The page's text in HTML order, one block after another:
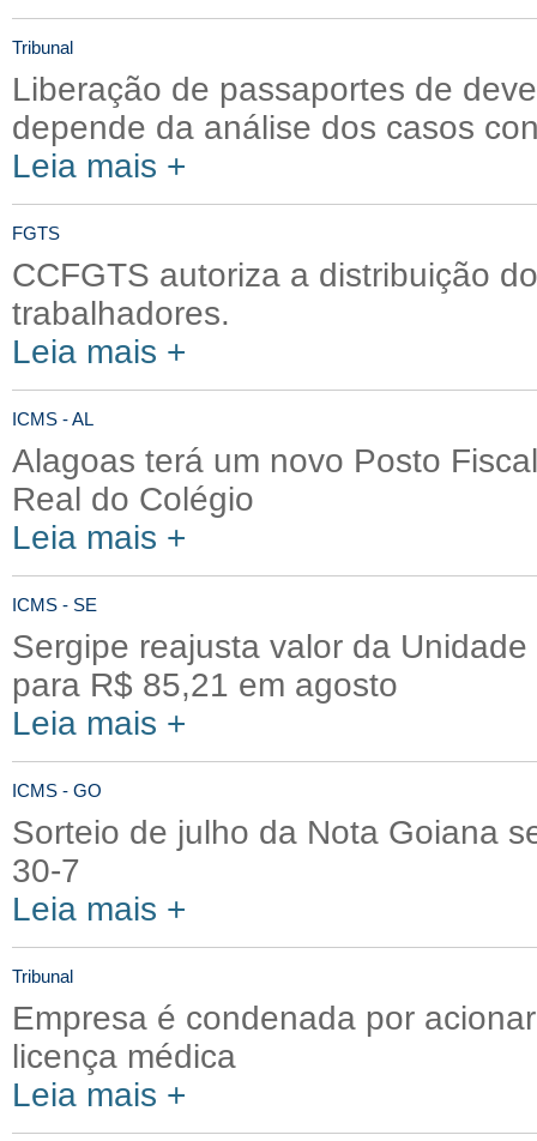
Tribunal
Liberação de passaportes de
depende da análise dos casos
Leia mais +
FGTS
CCFGTS autoriza a distribuição
trabalhadores.
Leia mais +
ICMS - AL
Alagoas terá um novo Posto
Real do Colégio
Leia mais +
ICMS - SE
Sergipe reajusta valor da
para R$ 85,21 em agosto
Leia mais +
ICMS - GO
Sorteio de julho da Nota Goiana
30-7
Leia mais +
Tribunal
Empresa é condenada por
licença médica
Leia mais +